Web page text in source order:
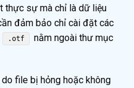
thực sự mà chỉ là dữ liệu
đảm bảo chỉ cài đặt các
.otf nằm ngoài thư mục
file bị hỏng hoặc không